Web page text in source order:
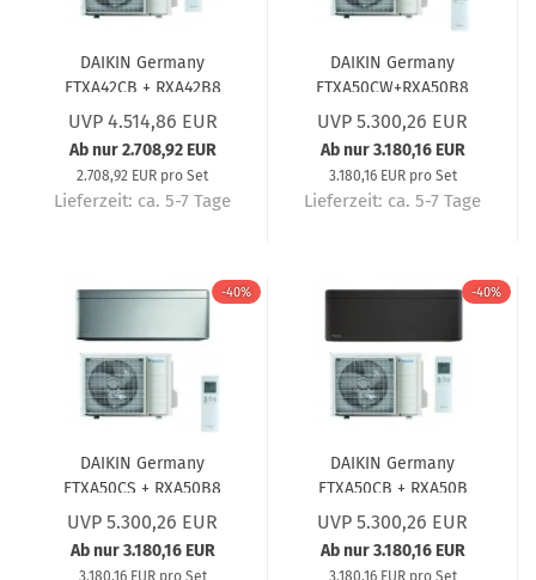
DAIKIN Germany
FTXA42CB + RXA42B8
Wandgerät-Set Stylish
Schwarz (5 Jahre
Garantie) 4,2 kW
UVP 4.514,86 EUR
Ab nur 2.708,92 EUR
2.708,92 EUR pro Set
Lieferzeit: ca. 5-7 Tage
DAIKIN Germany
FTXA50CW+RXA50B8
Wandgerät-Set Stylish
Weiß (5 Jahre
Garantie) 5,0 kW
UVP 5.300,26 EUR
Ab nur 3.180,16 EUR
3.180,16 EUR pro Set
Lieferzeit: ca. 5-7 Tage
-40%
DAIKIN Germany
FTXA50CS + RXA50B8
Wandgerät-Set Stylish
Silber (5 Jahre
Garantie) 5,0 kW
UVP 5.300,26 EUR
Ab nur 3.180,16 EUR
3.180,16 EUR pro Set
-40%
DAIKIN Germany
FTXA50CB + RXA50B
Wandgerät-Set Stylish
Schwarz (5 Jahre
Garantie) 5,0 kW
UVP 5.300,26 EUR
Ab nur 3.180,16 EUR
3.180,16 EUR pro Set